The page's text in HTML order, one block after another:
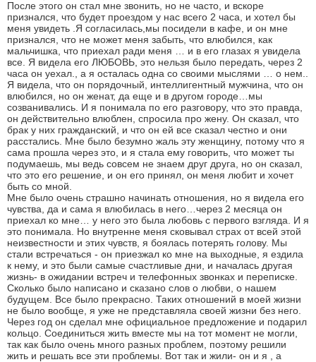
После этого он стал мне звонить, но не часто, и вскоре
признался, что будет проездом у нас всего 2 часа, и хотел бы
меня увидеть .Я согласилась,мы посидели в кафе, и он мне
признался, что не может меня забыть, что влюбился, как
мальчишка, что приехал ради меня … и в его глазах я увидела
все. Я видела его ЛЮБОВЬ, это нельзя было передать, через 2
часа он уехал., а я осталась одна со своими мыслями … о нем..
Я видела, что он порядочный, интеллигентный мужчина, что он
влюбился, но он женат, да еще и в другом городе…мы
созванивались. И я понимала по его разговору, что это правда,
он действительно влюблен, спросила про жену. Он сказал, что
брак у них гражданский, и что он ей все сказал честно и они
расстались. Мне было безумно жаль эту женщину, потому что я
сама прошла через это, и я стала ему говорить, что может ты
подумаешь, мы ведь совсем не знаем друг друга, но он сказал,
что это его решение, и он его принял, он меня любит и хочет
быть со мной.
Мне было очень страшно начинать отношения, но я видела его
чувства, да и сама я влюбилась в него…через 2 месяца он
приехал ко мне… у него это была любовь с первого взгляда. И я
это понимала. Но внутренне меня сковывал страх от всей этой
неизвестности и этих чувств, я боялась потерять голову. Мы
стали встречаться - он приезжал ко мне на выходные, я ездила
к нему, и это были самые счастливые дни, и началась другая
жизнь- в ожидании встреч и телефонных звонках и переписке.
Сколько было написано и сказано слов о любви, о нашем
будущем. Все было прекрасно. Таких отношений в моей жизни
не было вообще, я уже не представляла своей жизни без него.
Через год он сделал мне официальное предложение и подарил
кольцо. Соединиться жить вместе мы на тот момент не могли,
так как было очень много разных проблем, поэтому решили
жить и решать все эти проблемы. Вот так и жили- он и я , а